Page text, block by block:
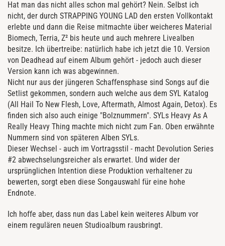
Hat man das nicht alles schon mal gehört? Nein. Selbst ich
nicht, der durch STRAPPING YOUNG LAD den ersten Vollkontakt
erlebte und dann die Reise mitmachte über weicheres Material
Biomech, Terria, Z² bis heute und auch mehrere Livealben
besitze. Ich übertreibe: natürlich habe ich jetzt die 10. Version
von Deadhead auf einem Album gehört - jedoch auch dieser
Version kann ich was abgewinnen.
Nicht nur aus der jüngeren Schaffensphase sind Songs auf die
Setlist gekommen, sondern auch welche aus dem SYL Katalog
(All Hail To New Flesh, Love, Aftermath, Almost Again, Detox). Es
finden sich also auch einige "Bolznummern". SYLs Heavy As A
Really Heavy Thing machte mich nicht zum Fan. Oben erwähnte
Nummern sind von späteren Alben SYLs.
Dieser Wechsel - auch im Vortragsstil - macht Devolution Series
#2 abwechselungsreicher als erwartet. Und wider der
ursprünglichen Intention diese Produktion verhaltener zu
bewerten, sorgt eben diese Songauswahl für eine hohe
Endnote.
Ich hoffe aber, dass nun das Label kein weiteres Album vor
einem regulären neuen Studioalbum rausbringt.